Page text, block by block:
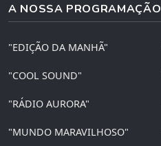
A NOSSA PROGRAMAÇÃO
"EDIÇÃO DA MANHÃ"
"COOL SOUND"
"RÁDIO AURORA"
"MUNDO MARAVILHOSO"